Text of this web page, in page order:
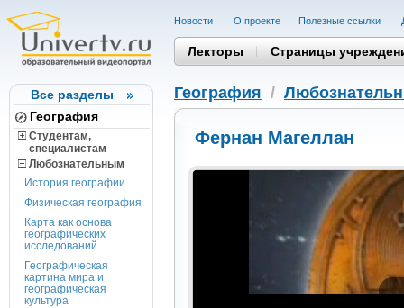
Все разделы
География
Студентам,
cпециалистам
Любознательным
История географии
Физическая география
Карта как основа
географических
исследований
Географическая
картина мира и
географическая
культура
Новости О проекте Полезные cсылки
Лекторы Страницы
География /
Фернан Магеллан